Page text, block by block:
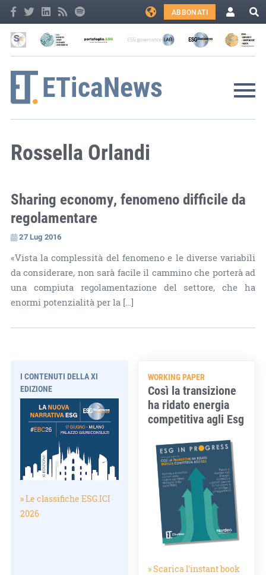
ABBONATI
Rossella Orlandi
Sharing economy, fenomeno difficile da
regolamentare
27 Lug 2016
«Vista la complessità del fenomeno e le diverse variabili
da considerare, non sarà facile il cammino che porterà ad
una compiuta regolamentazione del settore, che ha
enormi potenzialità per la […]
I CONTENUTI DELLA XI
EDIZIONE
» Le classifiche ESG.ICI
2026
WORKING PAPER
Così la transizione
ha ridato energia
competitiva agli Esg
» Scarica l'instant book